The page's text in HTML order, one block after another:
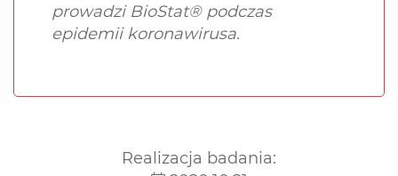
prowadzi BioStat® podczas
epidemii koronawirusa.
Realizacja badania: